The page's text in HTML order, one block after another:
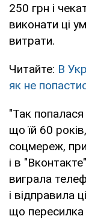
250 грн і
виконати ці
витрати.
Читайте: В
як не
"Так
що їй 60
соцмереж,
і в
виграла
і відправила
що пересилка